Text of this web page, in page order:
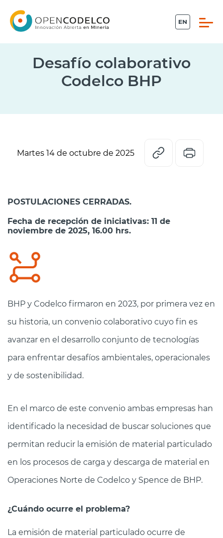
Piensa Minería
Sistema Ideas
Desafío colaborativo
Codelco BHP
Martes 14 de octubre de 2025
POSTULACIONES CERRADAS.
Fecha de recepción de iniciativas: 11 de
noviembre de 2025, 16.00 hrs.
BHP y Codelco firmaron en 2023, por primera vez en
su historia, un convenio colaborativo cuyo fin es
avanzar en el desarrollo conjunto de tecnologías
para enfrentar desafíos ambientales, operacionales
y de sostenibilidad.
En el marco de este convenio ambas empresas han
identificado la necesidad de buscar soluciones que
permitan reducir la emisión de material particulado
en los procesos de carga y descarga de material en
Operaciones Norte de Codelco y Spence de BHP.
¿Cuándo ocurre el problema?
La emisión de material particulado ocurre de